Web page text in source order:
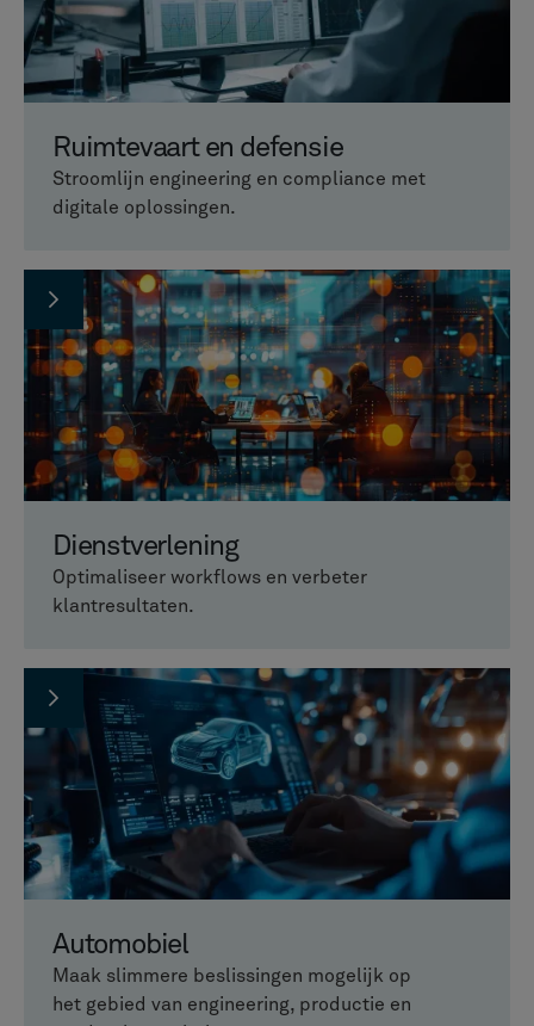
Ruimtevaart en defensie
Stroomlijn engineering en compliance met
digitale oplossingen.
Dienstverlening
Optimaliseer workflows en verbeter
klantresultaten.
Automobiel
Maak slimmere beslissingen mogelijk op
het gebied van engineering, productie en